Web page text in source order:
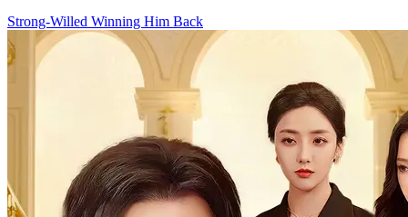
Strong-Willed Winning Him Back